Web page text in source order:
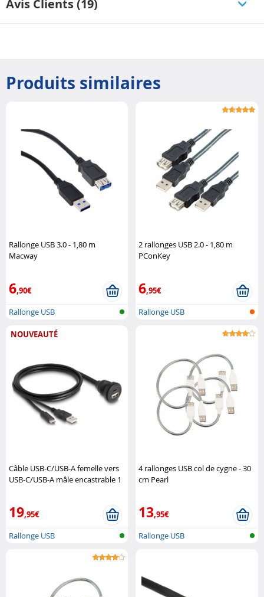
Avis Clients (19)
Produits similaires
Rallonge USB 3.0 - 1,80 m
Macway
6,90€
Rallonge USB
2 rallonges USB 2.0 - 1,80 m
PConKey
6,95€
Rallonge USB
NOUVEAUTÉ
Câble USB-C/USB-A femelle vers
USB-C/USB-A mâle encastrable 1
19,95€
Rallonge USB
4 rallonges USB col de cygne - 30
cm Pearl
13,95€
Rallonge USB